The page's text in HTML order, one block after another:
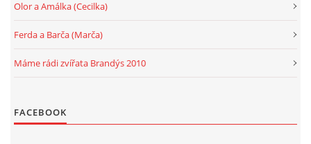
Olor a Amálka (Cecilka)
Ferda a Barča (Marča)
Máme rádi zvířata Brandýs 2010
FACEBOOK